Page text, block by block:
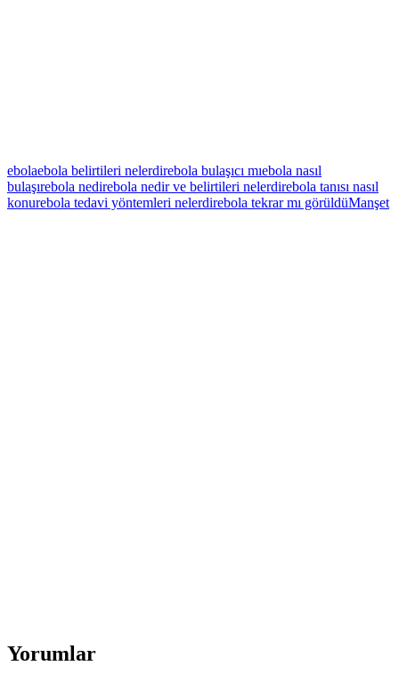
ebolaebola belirtileri nelerdirebola bulaşıcı mıebola nasıl
bulaşırebola nedirebola nedir ve belirtileri nelerdirebola tanısı nasıl
konurebola tedavi yöntemleri nelerdirebola tekrar mı görüldüManşet
Yorumlar